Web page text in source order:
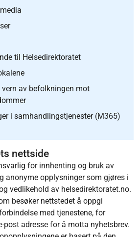
til Helsedirektoratet
av befolkningen mot
i samhandlingstjenester (M365)
nettside
for innhenting og bruk av
anonyme opplysninger som gjøres i
vedlikehold av helsedirektoratet.no.
besøker nettstedet å oppgi
med tjenestene, for
post adresse for å motta nyhetsbrev.